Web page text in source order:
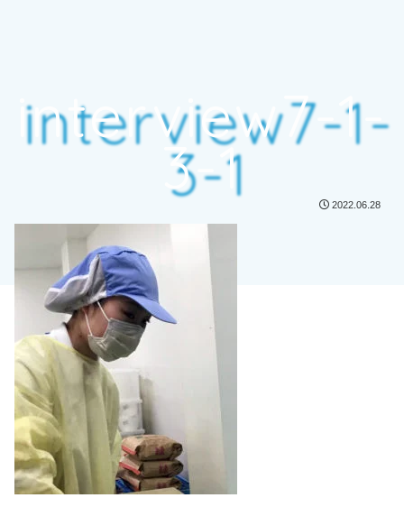
interview7-1-
3-1
2022.06.28